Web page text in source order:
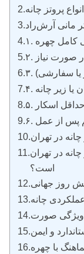
انواع پروتز چانه
مانی آرش‌راد
کامل چهره
صورت نیاز
یا سفارشی)
یا زیر چانه
اسکار
پس از عمل
در تهران
در تهران
است؟
روز جهانی
چانه
ویژگی صورت
و ایمن
با چهره